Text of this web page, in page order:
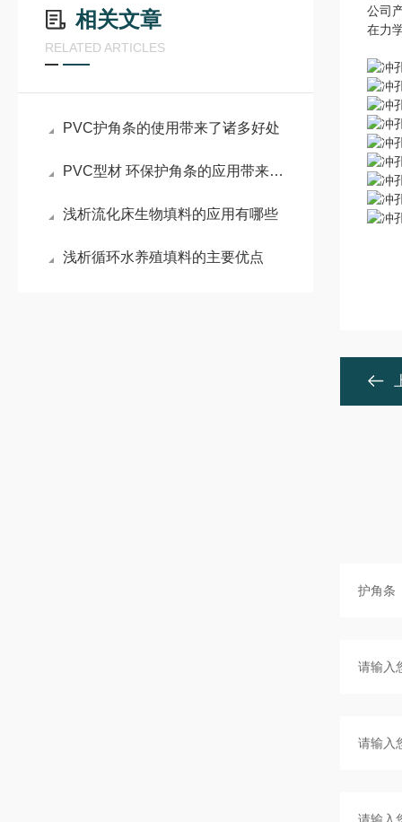
相关文章
RELATED ARTICLES
PVC护角条的使用带来了诸多好处
PVC型材 环保护角条的应用带来了诸多好处
浅析流化床生物填料的应用有哪些
浅析循环水养殖填料的主要优点
公司
在力